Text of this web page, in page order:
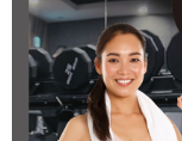
請求用戶進行身份認證。
５．嚴禁一人註冊多個
恩沛科技股份有限公司